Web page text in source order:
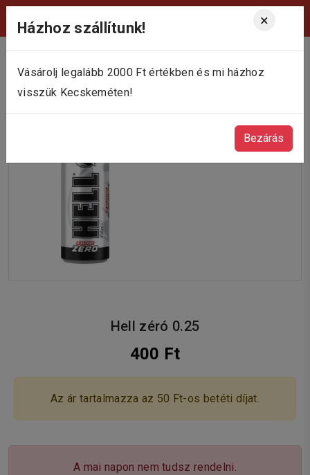
Házhoz szállítunk! ×
Vásárolj legalább 2000 Ft értékben és mi házhoz
visszük Kecskeméten!
Bezárás
Viktória Pékség Kecskemét
Hell zéró 0.25
400 Ft
Az ár tartalmazza az 50 Ft-os betéti díjat.
A mai napon nem tudsz rendelni.